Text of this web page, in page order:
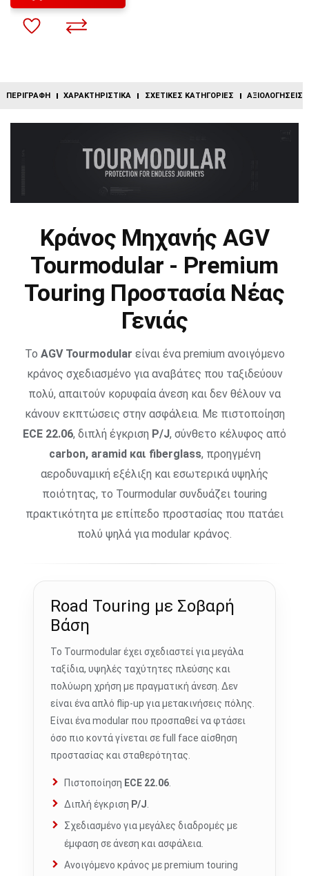
ΠΕΡΙΓΡΑΦΉ ΧΑΡΑΚΤΗΡΙΣΤΙΚΆ ΣΧΕΤΙΚΈΣ ΚΑΤΗΓΟΡΊΕΣ ΑΞΙΟΛΟΓΉΣΕΙΣ
Κράνος Μηχανής AGV
Tourmodular - Premium
Touring Προστασία Νέας
Γενιάς
Το AGV Tourmodular είναι ένα premium ανοιγόμενο
κράνος σχεδιασμένο για αναβάτες που ταξιδεύουν
πολύ, απαιτούν κορυφαία άνεση και δεν θέλουν να
κάνουν εκπτώσεις στην ασφάλεια. Με πιστοποίηση
ECE 22.06, διπλή έγκριση P/J, σύνθετο κέλυφος από
carbon, aramid και fiberglass, προηγμένη
αεροδυναμική εξέλιξη και εσωτερικά υψηλής
ποιότητας, το Tourmodular συνδυάζει touring
πρακτικότητα με επίπεδο προστασίας που πατάει
πολύ ψηλά για modular κράνος.
Road Touring με Σοβαρή
Βάση
Το Tourmodular έχει σχεδιαστεί για μεγάλα
ταξίδια, υψηλές ταχύτητες πλεύσης και
πολύωρη χρήση με πραγματική άνεση. Δεν
είναι ένα απλό flip-up για μετακινήσεις πόλης.
Είναι ένα modular που προσπαθεί να φτάσει
όσο πιο κοντά γίνεται σε full face αίσθηση
προστασίας και σταθερότητας.
Πιστοποίηση ECE 22.06
Διπλή έγκριση P/J
Σχεδιασμένο για μεγάλες διαδρομές με
έμφαση σε άνεση και ασφάλεια.
Ανοιγόμενο κράνος με premium touring